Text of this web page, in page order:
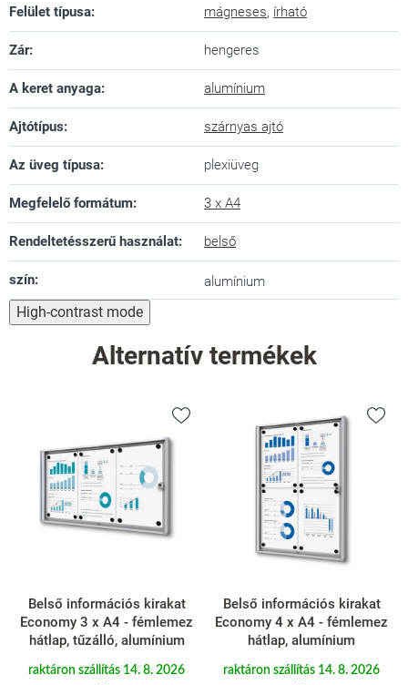
Felület típusa: mágneses, írható
Zár: hengeres
A keret anyaga: alumínium
Ajtótípus: szárnyas ajtó
Az üveg típusa: plexiüveg
Megfelelő formátum: 3 x A4
Rendeltetésszerű használat: belső
szín: alumínium
High-contrast mode
Alternatív termékek
Belső információs kirakat
Economy 3 x A4 - fémlemez
hátlap, tűzálló, alumínium
raktáron szállítás 14. 8. 2026
Belső információs kirakat
Economy 4 x A4 - fémlemez
hátlap, alumínium
raktáron szállítás 14. 8. 2026